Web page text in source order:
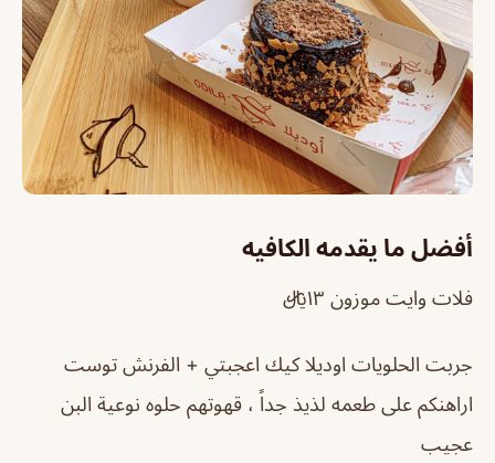
أفضل ما يقدمه الكافيه
فلات وايت موزون ١٣﷼
جربت الحلويات اوديلا كيك اعجبتي + الفرنش توست
اراهنكم على طعمه لذيذ جداً ، قهوتهم حلوه نوعية البن
عجيب